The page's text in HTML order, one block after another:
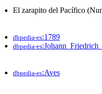
El zarapito del Pacífico​
dbpedia-es:1789
dbpedia-es
dbpedia-es:Aves